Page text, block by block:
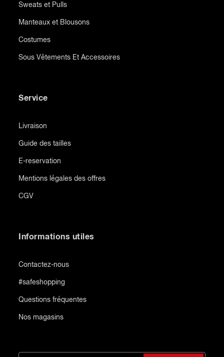
Sweats et Pulls
Manteaux et Blousons
Costumes
Sous Vêtements Et Accessoires
Service
Livraison
Guide des tailles
E-reservation
Mentions légales des offres
CGV
Informations utiles
Contactez-nous
#safeshopping
Questions fréquentes
Nos magasins